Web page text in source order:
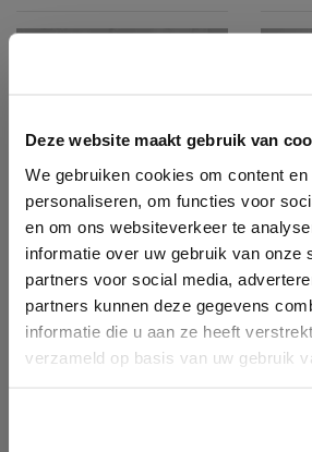
Deze website maakt gebruik van
We gebruiken cookies om content
personaliseren, om functies voor
en om ons websiteverkeer te
informatie over uw gebruik van onze
partners voor social media,
partners kunnen deze gegevens
informatie die u aan ze heeft
verzameld op basis van uw gebruik